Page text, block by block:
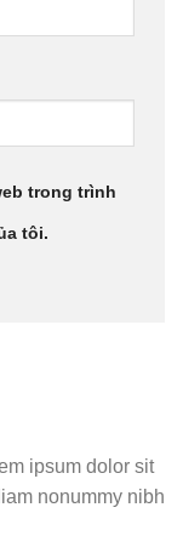
trong trình
tôi.
ipsum dolor sit
nonummy nibh